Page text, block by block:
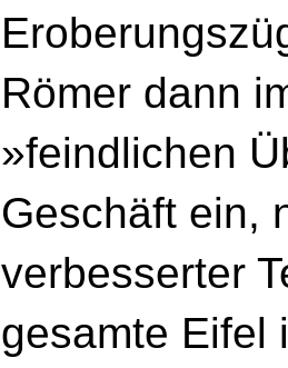
Römer dann
»feindlichen
Geschäft ein,
verbesserter
gesamte Eifel